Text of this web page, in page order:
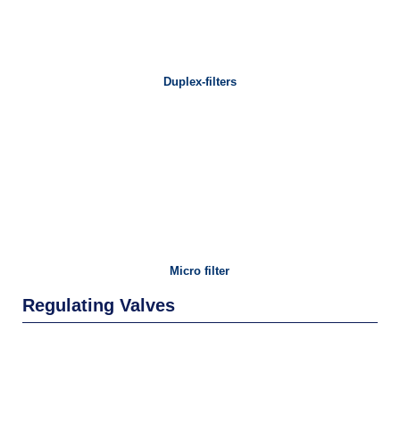
Duplex-filters
Micro filter
Regulating Valves